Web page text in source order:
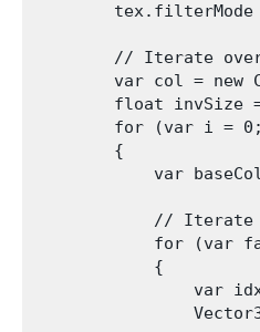
tex.filterMode
// Iterate
var col = new
float invSize
for (var i =
        {
var
//
for (var
            {
var